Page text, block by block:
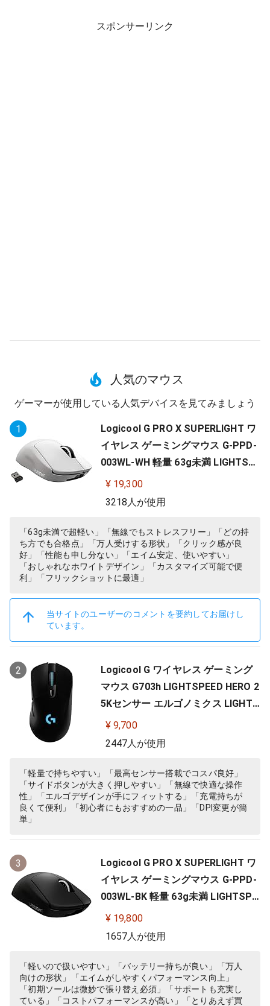
スポンサーリンク
人気のマウス
ゲーマーが使用している人気デバイスを見てみましょう
1
Logicool G PRO X SUPERLIGHT ワ
イヤレス ゲーミングマウス G-PPD-
003WL-WH 軽量 63g未満 LIGHTSP
EED HERO 25Kセンサー POWERPLA
Y 無線 充電 対応 ゲーミング マウス
¥ 19,300
3218人が使用
「63g未満で超軽い」「無線でもストレスフリー」「どの持
ち方でも合格点」「万人受けする形状」「クリック感が良
好」「性能も申し分ない」「エイム安定、使いやすい」
「おしゃれなホワイトデザイン」「カスタマイズ可能で便
利」「フリックショットに最適」
当サイトのユーザーのコメントを要約してお届けし
ています。
2
Logicool G ワイヤレス ゲーミング
マウス G703h LIGHTSPEED HERO 2
5Kセンサー エルゴノミクス LIGHTS
YNC RGB POWERPLAY 無線 充電 対
応 ゲーミング マウス 充電式 無線 P
内正規品 【 ファイナルファンタジ
ー XIV 推奨モデル 】
¥ 9,700
2447人が使用
「軽量で持ちやすい」「最高センサー搭載でコスパ良好」
「サイドボタンが大きく押しやすい」「無線で快適な操作
性」「エルゴデザインが手にフィットする」「充電持ちが
良くて便利」「初心者にもおすすめの一品」「DPI変更が簡
単」
3
Logicool G PRO X SUPERLIGHT ワ
イヤレス ゲーミングマウス G-PPD-
003WL-BK 軽量 63g未満 LIGHTSPE
ED HERO 25Kセンサー POWERPLA
Y 無線 充電 対応 ゲーミング マウス
¥ 19,800
1657人が使用
「軽いので扱いやすい」「バッテリー持ちが良い」「万人
向けの形状」「エイムがしやすくパフォーマンス向上」
「初期ソールは微妙で張り替え必須」「サポートも充実し
ている」「コストパフォーマンスが高い」「とりあえず買